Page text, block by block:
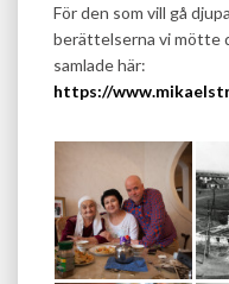
För den som vill gå
berättelserna vi mötte
samlade här:
https://